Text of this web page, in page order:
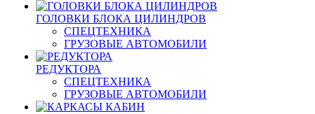
ГОЛОВКИ БЛОКА ЦИЛИНДРОВ
СПЕЦТЕХНИКА
ГРУЗОВЫЕ АВТОМОБИЛИ
РЕДУКТОРА
СПЕЦТЕХНИКА
ГРУЗОВЫЕ АВТОМОБИЛИ